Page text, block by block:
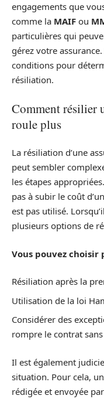
engagements que
comme la MAIF ou
particulières qui
gérez votre
conditions pour
résiliation.
Comment résilier
roule plus
La résiliation d’une
peut sembler
les étapes
pas à subir le coût
est pas utilisé.
plusieurs options de
Vous pouvez
Résiliation après la
Utilisation de la loi
Considérer des
rompre le contrat
Il est également
situation. Pour cela,
rédigée et envoyée